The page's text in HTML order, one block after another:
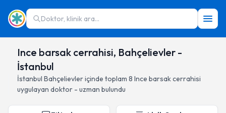
Doktor, klinik ara...
Ince barsak cerrahisi, Bahçelievler -
İstanbul
İstanbul Bahçelievleriçinde toplam 8 Ince barsak cerrahisi
uygulayan doktor - uzman bulundu